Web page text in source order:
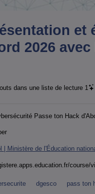
et
2026
dans une liste de lecture 1
Passe ton Hack
| Ministère de l'Éducation
course/
dgesco pass ton